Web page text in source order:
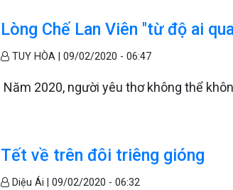
Lòng Chế Lan Viên "từ độ ai
TUY HÒA |09/02/2020 - 06:47
Năm 2020, người yêu thơ không thể
Tết về trên đôi triêng gióng
Diệu Ái |09/02/2020 - 06:32